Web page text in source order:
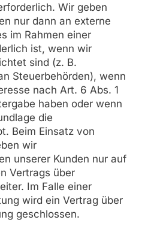
Wir geben
nur dann an externe
im Rahmen einer
ist, wenn wir
sind (z. B.
Steuerbehörden), wenn
nach Art. 6 Abs. 1
haben oder wenn
die
Beim Einsatz von
wir
unserer Kunden nur auf
Vertrags über
Im Falle einer
wird ein Vertrag über
geschlossen.